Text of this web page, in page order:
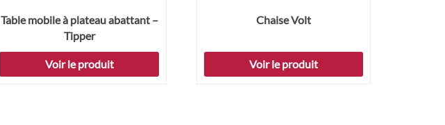
Table mobile à plateau abattant –
Tipper
Voir le produit
Chaise Volt
Voir le produit